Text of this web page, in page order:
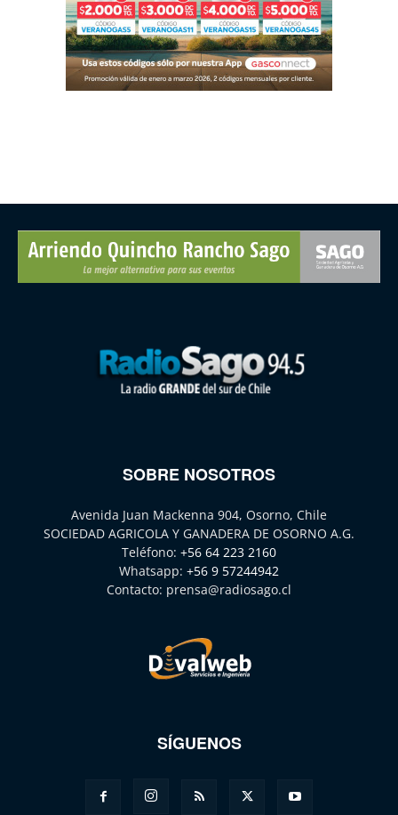
SOBRE NOSOTROS
Avenida Juan Mackenna 904, Osorno, Chile
SOCIEDAD AGRICOLA Y GANADERA DE OSORNO A.G.
Teléfono: +56 64 223 2160
Whatsapp: +56 9 57244942
Contacto: prensa@radiosago.cl
SÍGUENOS